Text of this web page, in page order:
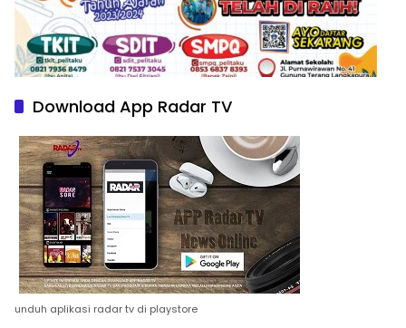
Download App Radar TV
unduh aplikasi radar tv di playstore